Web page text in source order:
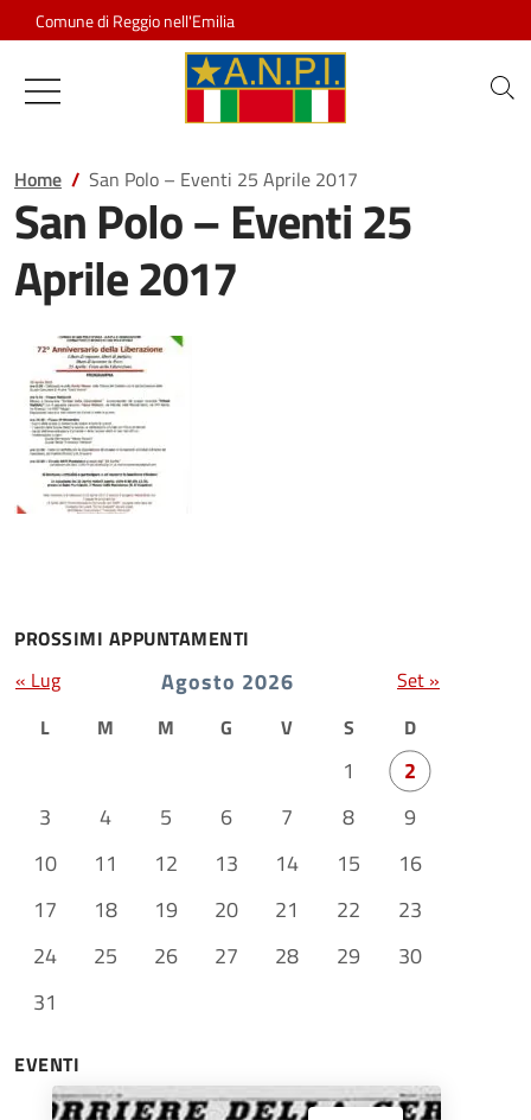
Salta al contenuto
Comune di Reggio nell'Emilia
Associazione Nazionale
Home San Polo – Eventi 25 Aprile 2017
San Polo – Eventi 25
Aprile 2017
PROSSIMI APPUNTAMENTI
Agosto 2026
L M M G V S D
1
2
3
4 5 6 7 8
9
10
11 12 13 14 15
16
17
18 19 20 21 22
23
24
25 26 27 28 29
30
31
« Lug Set »
EVENTI